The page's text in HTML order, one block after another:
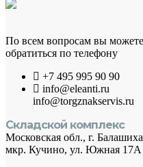
По всем вопросам вы можете
обратиться по телефону
+7 495 995 90 90
info@eleanti.ru
info@torgznakservis.ru
Складской комплекс
Московская обл., г.
мкр. Кучино, ул. Южная 17А